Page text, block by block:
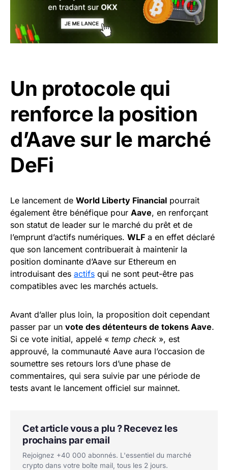
Un protocole qui
renforce la position
d’Aave sur le marché
DeFi
Le lancement de World Liberty Financial pourrait
également être bénéfique pour Aave, en renforçant
son statut de leader sur le marché du prêt et de
l’emprunt d’actifs numériques. WLF a en effet déclaré
que son lancement contribuerait à maintenir la
position dominante d’Aave sur Ethereum en
introduisant des actifs qui ne sont peut-être pas
compatibles avec les marchés actuels.
Avant d’aller plus loin, la proposition doit cependant
passer par un vote des détenteurs de tokens Aave.
Si ce vote initial, appelé « temp check », est
approuvé, la communauté Aave aura l’occasion de
soumettre ses retours lors d’une phase de
commentaires, qui sera suivie par une période de
tests avant le lancement officiel sur mainnet.
Cet article vous a plu ? Recevez les
prochains par email
Rejoignez +40 000 abonnés. L'essentiel du marché
crypto dans votre boîte mail, tous les 2 jours.